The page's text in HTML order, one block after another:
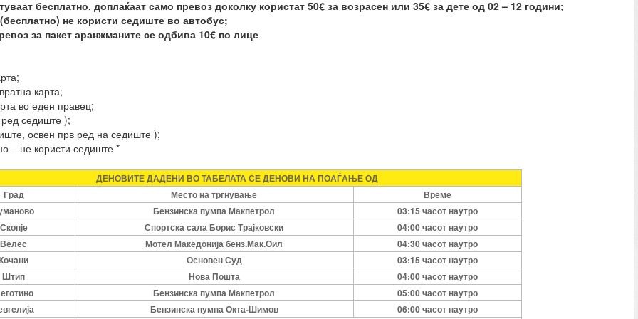
бесплатно, доплаќаат само превоз доколку користат 50€ за возрасен или 35€ за дете од 02 – 12 години;
не користи седиште во автобус;
за пакет аранжманите се одбива 10€ по лице
карта;
во еден правец;
седиште );
освен прв ред на седиште );
– не користи седиште *
ДЕНОВИТЕ ДАДЕНИ ВО ТАБЕЛАТА СЕ ДЕНОВИ НА ПОАЃАЊЕ ОД
Град
Место на тргнување
Време
Бензинска пумпа Макпетрол 03:15 часот наутро
Скопје
Спортска сала Борис Трајковски 04:00часот наутро
Велес
Мотел Македонија бенз.Мак.Оил 04:30часот наутро
Основен Суд
03:15 часот наутро
Штип
Нова Пошта 04:00часот наутро
Бензинска пумпа Макпетрол 05:00часот наутро
Бензинска пумпа Окта-Шимов 06:00часот наутро